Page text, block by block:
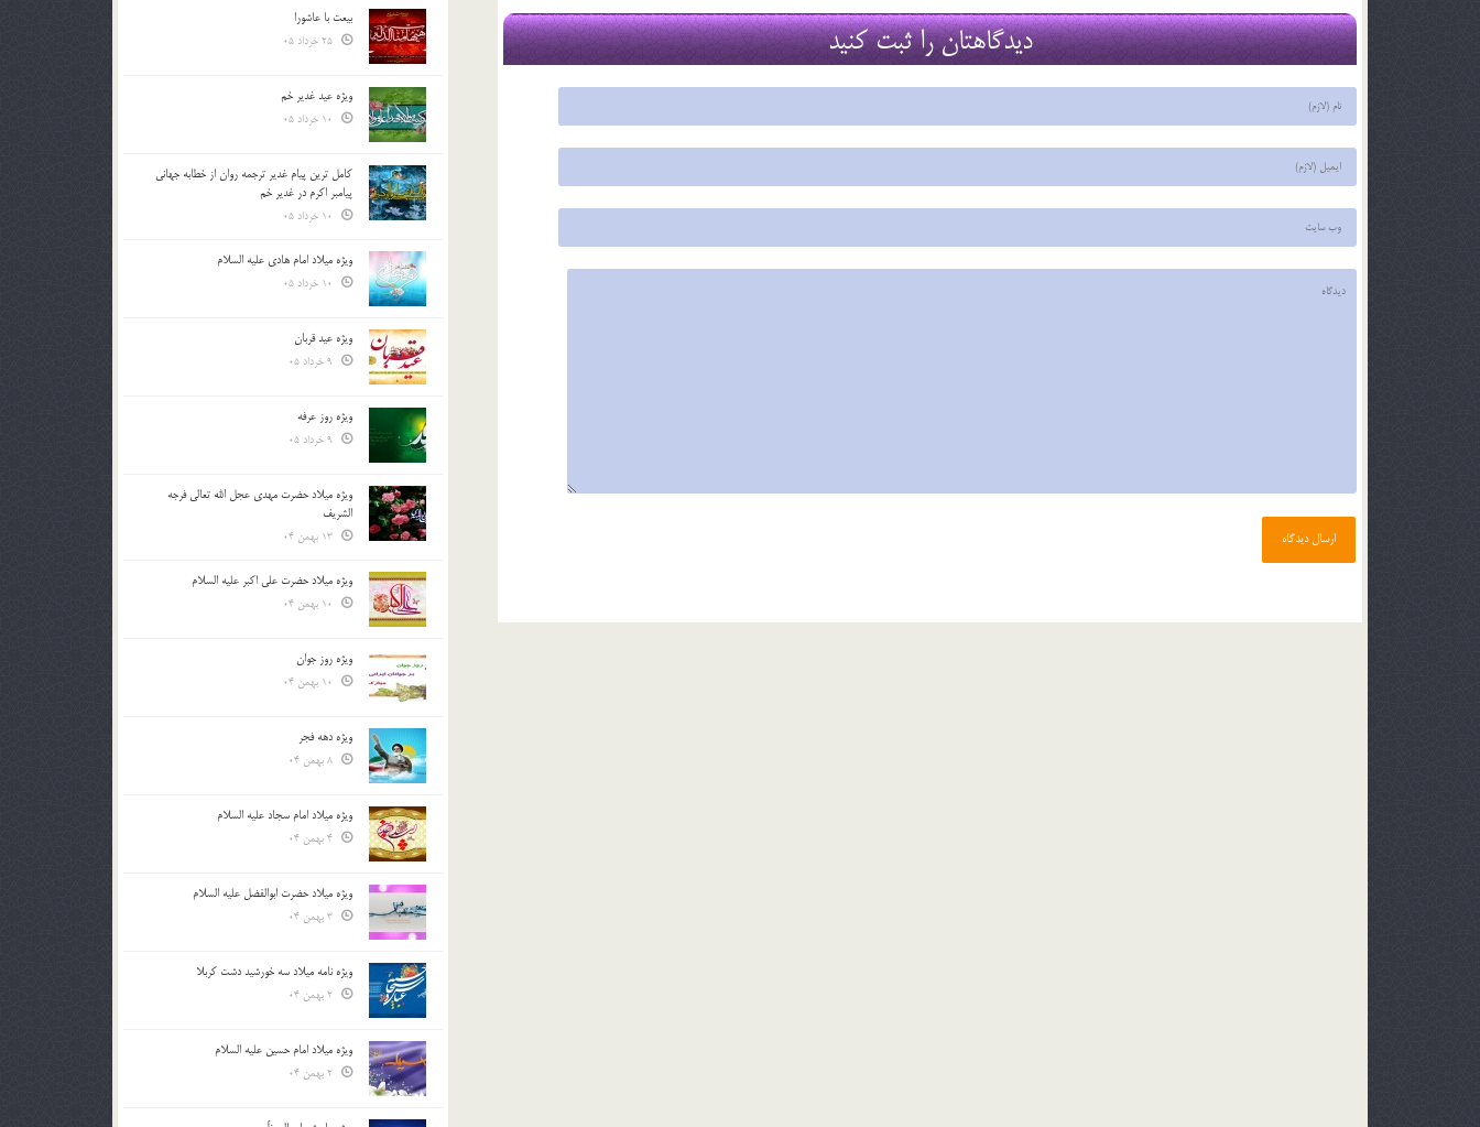
21 دی 96 16 فروردین 95 16 فروردین 95
دیدگاهتان را ثبت کنید
بیعت با عاشورا
ویژه عید غدیر خم
کامل ترین پیام غدیر ترجمه روان از خطابه جهانی
پیامبر اکرم در غدیر خم
ویژه میلاد امام هادی علیه السلام
ویژه عید قربان
ویژه روز عرفه
ویژه میلاد حضرت مهدی عجل الله تعالی فرجه
الشريف
ویژه میلاد حضرت علی اکبر علیه السلام
ویژه روز جوان
ویژه دهه فجر
ویژه میلاد امام سجاد علیه السلام
ویژه میلاد حضرت ابوالفضل علیه السلام
ویژه نامه میلاد سه خورشید دشت کربلا
ویژه میلاد امام حسین علیه السلام